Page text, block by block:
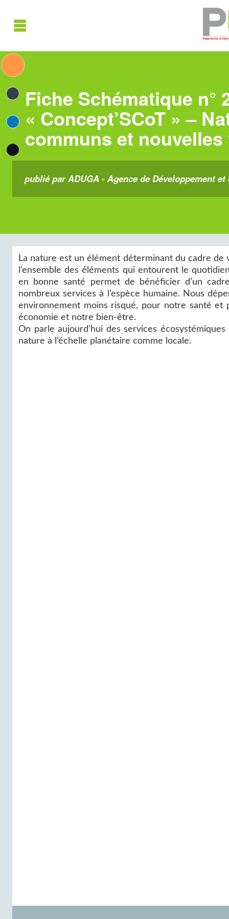
Fiche Schématique n°
« Concept’SCoT » –
communs et
publié par ADUGA - Agence de Développement
La nature est un élément déterminant du cadre de
l’ensemble des éléments qui entourent le
en bonne santé permet de bénéficier d’un
nombreux services à l’espèce humaine. Nous
environnement moins risqué, pour notre santé
économie et notre bien-être.
On parle aujourd’hui des services
nature à l’échelle planétaire comme locale.